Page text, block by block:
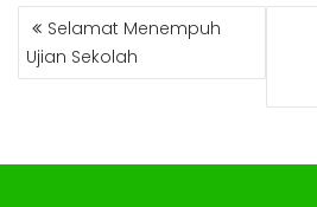
NAVIGASI
POSSelamat Menempuh
Ujian Sekolah